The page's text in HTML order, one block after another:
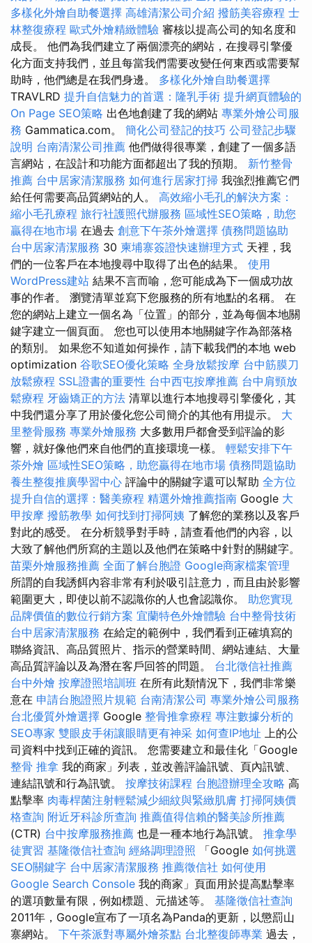
多樣化外燴自助餐選擇 高雄清潔公司介紹 撥筋美容療程 士
林整復療程 歐式外燴精緻體驗 審核以提高公司的知名度和
成長。 他們為我們建立了兩個漂亮的網站，在搜尋引擎優
化方面支持我們，並且每當我們需要改變任何東西或需要幫
助時，他們總是在我們身邊。 多樣化外燴自助餐選擇
TRAVLRD 提升自信魅力的首選：隆乳手術 提升網頁體驗的
On Page SEO策略 出色地創建了我的網站 專業外燴公司服
務 Gammatica.com。 簡化公司登記的技巧 公司登記步驟
說明 台南清潔公司推薦 他們做得很專業，創建了一個多語
言網站，在設計和功能方面都超出了我的預期。 新竹整骨
推薦 台中居家清潔服務 如何進行居家打掃 我強烈推薦它們
給任何需要高品質網站的人。 高效縮小毛孔的解決方案：
縮小毛孔療程 旅行社護照代辦服務 區域性SEO策略，助您
贏得在地市場 在過去 創意下午茶外燴選擇 債務問題協助
台中居家清潔服務 30 柬埔寨簽證快速辦理方式 天裡，我
們的一位客戶在本地搜尋中取得了出色的結果。 使用
WordPress建站 結果不言而喻，您可能成為下一個成功故
事的作者。 瀏覽清單並寫下您服務的所有地點的名稱。 在
您的網站上建立一個名為「位置」的部分，並為每個本地關
鍵字建立一個頁面。 您也可以使用本地關鍵字作為部落格
的類別。 如果您不知道如何操作，請下載我們的本地 web
optimization 谷歌SEO優化策略 全身放鬆按摩 台中筋膜刀
放鬆療程 SSL證書的重要性 台中西屯按摩推薦 台中肩頸放
鬆療程 牙齒矯正的方法 清單以進行本地搜尋引擎優化，其
中我們還分享了用於優化您公司簡介的其他有用提示。 大
里整骨服務 專業外燴服務 大多數用戶都會受到評論的影
響，就好像他們來自他們的直接環境一樣。 輕鬆安排下午
茶外燴 區域性SEO策略，助您贏得在地市場 債務問題協助
養生整復推廣學習中心 評論中的關鍵字還可以幫助 全方位
提升自信的選擇：醫美療程 精選外燴推薦指南 Google 大
甲按摩 撥筋教學 如何找到打掃阿姨 了解您的業務以及客戶
對此的感受。 在分析競爭對手時，請查看他們的內容，以
大致了解他們所寫的主題以及他們在策略中針對的關鍵字。
苗栗外燴服務推薦 全面了解台胞證 Google商家檔案管理
所謂的自我誘餌內容非常有利於吸引註意力，而且由於影響
範圍更大，即使以前不認識你的人也會認識你。 助您實現
品牌價值的數位行銷方案 宜蘭特色外燴體驗 台中整骨技術
台中居家清潔服務 在給定的範例中，我們看到正確填寫的
聯絡資訊、高品質照片、指示的營業時間、網站連結、大量
高品質評論以及為潛在客戶回答的問題。 台北徵信社推薦
台中外燴 按摩證照培訓班 在所有此類情況下，我們非常樂
意在 申請台胞證照片規範 台南清潔公司 專業外燴公司服務
台北優質外燴選擇 Google 整骨推拿療程 專注數據分析的
SEO專家 雙眼皮手術讓眼睛更有神采 如何查IP地址 上的公
司資料中找到正確的資訊。 您需要建立和最佳化「Google
整骨 推拿 我的商家」列表，並改善評論訊號、頁內訊號、
連結訊號和行為訊號。 按摩技術課程 台胞證辦理全攻略 高
點擊率 肉毒桿菌注射輕鬆減少細紋與緊緻肌膚 打掃阿姨價
格查詢 附近牙科診所查詢 推薦值得信賴的醫美診所推薦
(CTR) 台中按摩服務推薦 也是一種本地行為訊號。 推拿學
徒實習 基隆徵信社查詢 經絡調理證照 「Google 如何挑選
SEO關鍵字 台中居家清潔服務 推薦徵信社 如何使用
Google Search Console 我的商家」頁面用於提高點擊率
的選項數量有限，例如標題、元描述等。 基隆徵信社查詢
2011年，Google宣布了一項名為Panda的更新，以懲罰山
寨網站。 下午茶派對專屬外燴茶點 台北整復師專業 過去，